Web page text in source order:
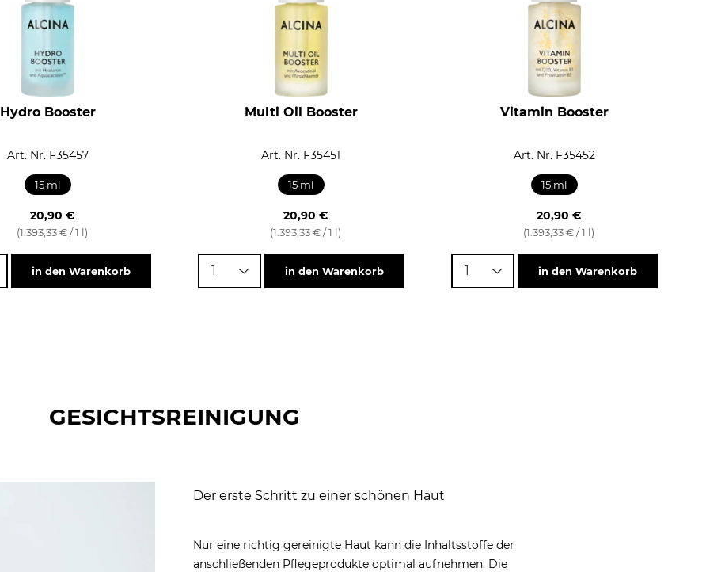
Hydro Booster
Art. Nr. F35457
15 ml
20,90 €
(1.393,33 € / 1 l)
in den Warenkorb
Multi Oil Booster
Art. Nr. F35451
15 ml
20,90 €
(1.393,33 € / 1 l)
1 in den Warenkorb
Vitamin Booster
Art. Nr. F35452
15 ml
20,90 €
(1.393,33 € / 1 l)
1 in den Warenkorb
GESICHTS­REINIGUNG
Der erste Schritt zu einer schönen Haut
Nur eine richtig gereinigte Haut kann die Inhaltsstoffe der
anschließenden Pflegeprodukte optimal aufnehmen. Die